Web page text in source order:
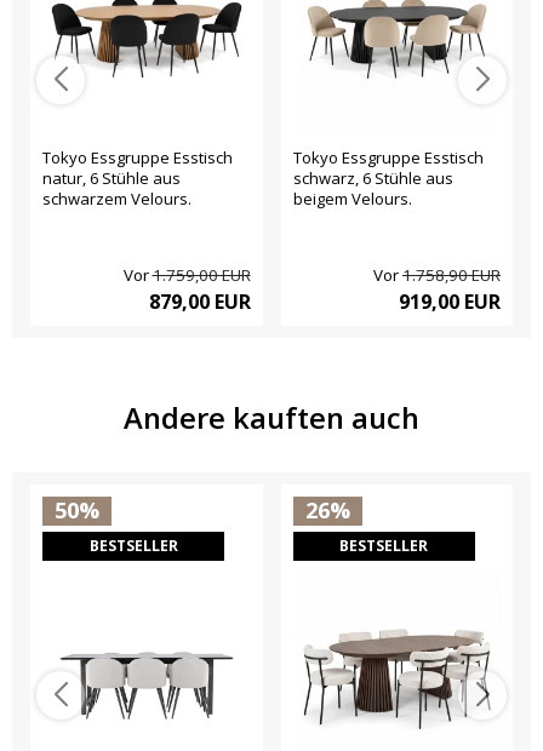
Tokyo Essgruppe Esstisch
natur, 6 Stühle aus
schwarzem Velours.
Vor1.759,00 EUR
879,00 EUR
Tokyo Essgruppe Esstisch
schwarz, 6 Stühle aus
beigem Velours.
Vor1.758,90 EUR
919,00 EUR
Andere kauften auch
50%
BESTSELLER
26%
BESTSELLER